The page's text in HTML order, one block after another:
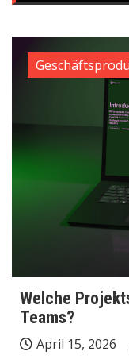
Welche
Teams?
April 15, 2026